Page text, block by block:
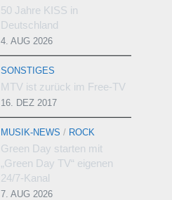
50 Jahre KISS in
Deutschland
4. AUG 2026
SONSTIGES
MTV ist zurück im Free-TV
16. DEZ 2017
MUSIK-NEWS / ROCK
Green Day starten mit
„Green Day TV“ eigenen
24/7-Kanal
7. AUG 2026